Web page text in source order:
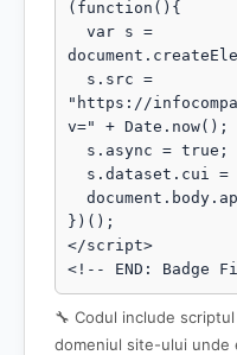
(function(){
"https://
v=" + Date.now();
})();
</script>
<!-- END: Badge
🔧 Codul include
domeniul site-ului unde